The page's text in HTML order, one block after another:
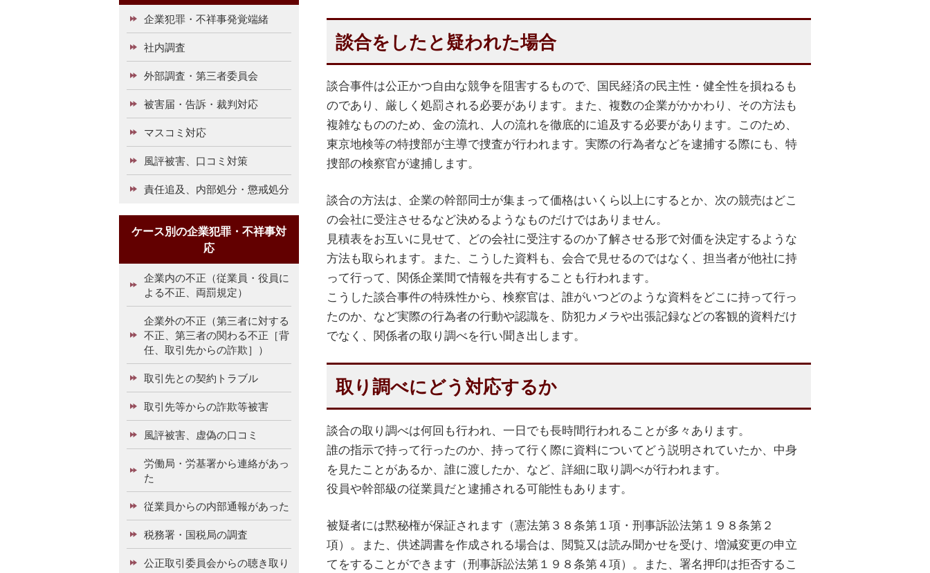
談合をしたと疑われた場合
談合事件は公正かつ自由な競争を阻害するもので、国民経済の民主性・健全性を損ねるも
のであり、厳しく処罰される必要があります。また、複数の企業がかかわり、その方法も
複雑なもののため、金の流れ、人の流れを徹底的に追及する必要があります。このため、
東京地検等の特捜部が主導で捜査が行われます。実際の行為者などを逮捕する際にも、特
捜部の検察官が逮捕します。
談合の方法は、企業の幹部同士が集まって価格はいくら以上にするとか、次の競売はどこ
の会社に受注させるなど決めるようなものだけではありません。
見積表をお互いに見せて、どの会社に受注するのか了解させる形で対価を決定するような
方法も取られます。また、こうした資料も、会合で見せるのではなく、担当者が他社に持
って行って、関係企業間で情報を共有することも行われます。
こうした談合事件の特殊性から、検察官は、誰がいつどのような資料をどこに持って行っ
たのか、など実際の行為者の行動や認識を、防犯カメラや出張記録などの客観的資料だけ
でなく、関係者の取り調べを行い聞き出します。
取り調べにどう対応するか
談合の取り調べは何回も行われ、一日でも長時間行われることが多々あります。
誰の指示で持って行ったのか、持って行く際に資料についてどう説明されていたか、中身
を見たことがあるか、誰に渡したか、など、詳細に取り調べが行われます。
役員や幹部級の従業員だと逮捕される可能性もあります。
被疑者には黙秘権が保証されます（憲法第３８条第１項・刑事訴訟法第１９８条第２
項）。また、供述調書を作成される場合は、閲覧又は読み聞かせを受け、増減変更の申立
てをすることができます（刑事訴訟法第１９８条第４項）。また、署名押印は拒否するこ
企業犯罪・不祥事発覚端緒
社内調査
外部調査・第三者委員会
被害届・告訴・裁判対応
マスコミ対応
風評被害、口コミ対策
責任追及、内部処分・懲戒処分
ケース別の企業犯罪・不祥事対
応
企業内の不正（従業員・役員に
よる不正、両罰規定）
企業外の不正（第三者に対する
不正、第三者の関わる不正［背
任、取引先からの詐欺］）
取引先との契約トラブル
取引先等からの詐欺等被害
風評被害、虚偽の口コミ
労働局・労基署から連絡があっ
た
従業員からの内部通報があった
税務署・国税局の調査
公正取引委員会からの聴き取り